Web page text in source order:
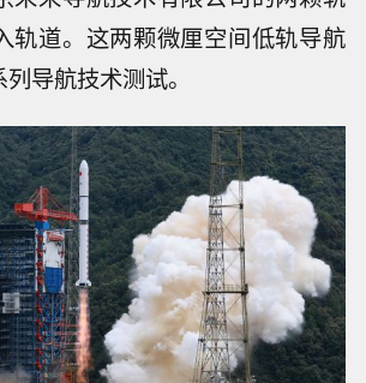
轨道。这两颗微厘空间低轨导航
导航技术测试。